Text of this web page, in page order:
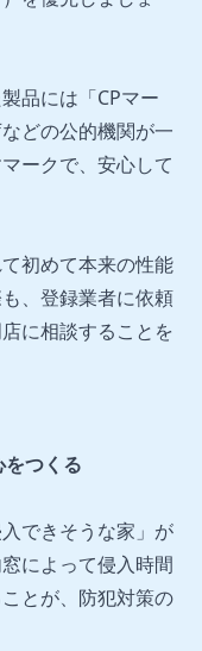
品には「CPマー
どの公的機関が一
ークで、安心して
初めて本来の性能
、登録業者に依頼
に相談することを
つくる
できそうな家」が
によって侵入時間
とが、防犯対策の